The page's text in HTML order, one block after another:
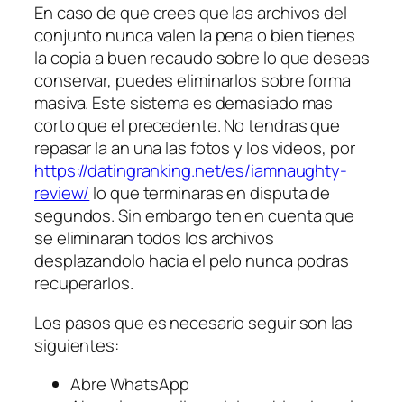
En caso de que crees que las archivos del
conjunto nunca valen la pena o bien tienes
la copia a buen recaudo sobre lo que deseas
conservar, puedes eliminarlos sobre forma
masiva. Este sistema es demasiado mas
corto que el precedente. No tendras que
repasar la an una las fotos y los videos, por
https://datingranking.net/es/iamnaughty-
review/ lo que terminaras en disputa de
segundos. Sin embargo ten en cuenta que
se eliminaran todos los archivos
desplazandolo hacia el pelo nunca podras
recuperarlos.
Los pasos que es necesario seguir son las
siguientes:
Abre WhatsApp